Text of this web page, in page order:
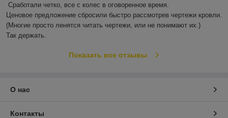
Сработали четко, все с колес в оговоренное время.
Ценовое предложение сбросили быстро рассмотрев чертежи кровли.
(Многие просто ленятся читать чертежи, или не понимают их.)
Так держать.
Показать все отзывы
О нас
Контакты